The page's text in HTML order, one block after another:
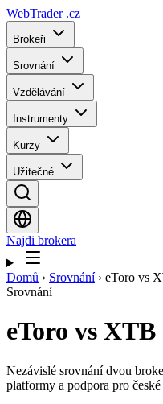
WebTrader .cz
Brokeři
Srovnání
Vzdělávání
Instrumenty
Kurzy
Užitečné
Najdi brokera
Domů › Srovnání › eToro vs
Srovnání
eToro vs XTB
Nezávislé srovnání dvou
platformy a podpora pro